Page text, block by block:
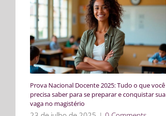
Prova Nacional Docente 2025: Tudo o que você
precisa saber para se preparar e conquistar sua
vaga no magistério